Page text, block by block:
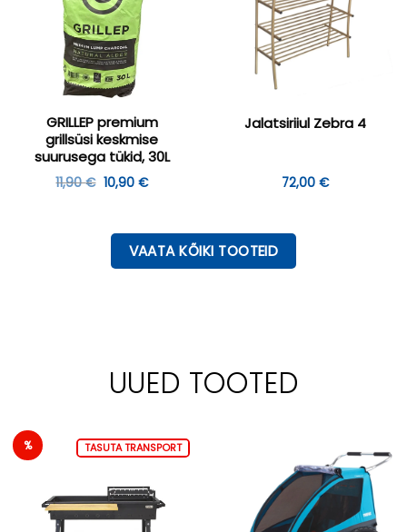
GRILLEP premium
grillsüsi keskmise
suurusega tükid, 30L
11,90€ Algne
hind
10,90 €Praegune
Jalatsiriiul Zebra 4
72,00 €
VAATA KÕIKI TOOTEID
UUED TOOTED
% TASUTA TRANSPORT